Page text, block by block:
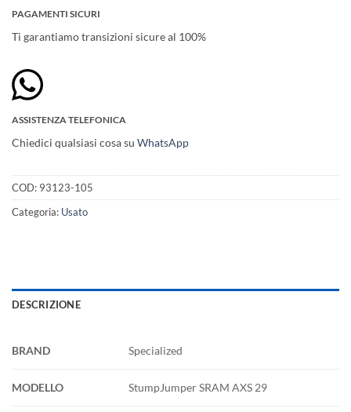
PAGAMENTI SICURI
Ti garantiamo transizioni sicure al 100%
ASSISTENZA TELEFONICA
Chiedici qualsiasi cosa su WhatsApp
COD: 93123-105
Categoria: Usato
DESCRIZIONE
BRAND Specialized
MODELLO StumpJumper SRAM AXS 29